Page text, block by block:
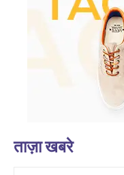
ताज़ा खबरे